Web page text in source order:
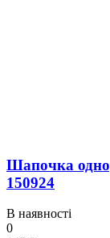
Шапочка
150924
В наявності
0